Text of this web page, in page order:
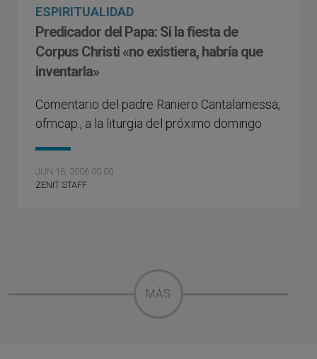
ESPIRITUALIDAD
Predicador del Papa: Si la fiesta de
Corpus Christi «no existiera, habría que
inventarla»
Comentario del padre Raniero Cantalamessa,
ofmcap., a la liturgia del próximo domingo
JUN 16, 2006 00:00
ZENIT STAFF
MÁS